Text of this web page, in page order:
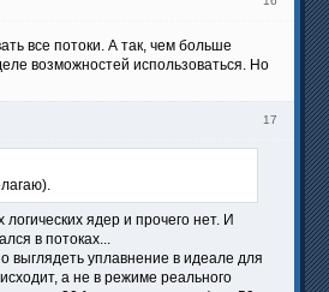
все потоки. А так, чем больше
возможностей использоваться. Но
17
ядер и прочего нет. И
в потоках...
выглядеть уплавнение в идеале для
а не в режиме реального